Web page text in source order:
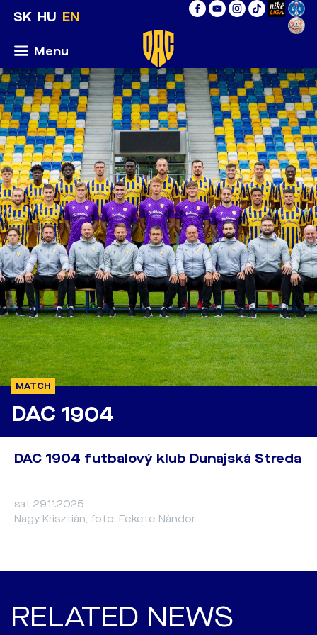
SK HU EN
Menu
MATCH
DAC 1904
DAC 1904 futbalový klub Dunajská Streda
sat 29.11.2025
Nagy Krisztián, foto: Fekete Nándor
RELATED NEWS